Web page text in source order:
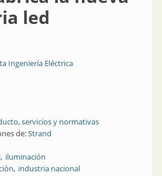
led
Ingeniería Eléctrica
servicios y normativas
de:Strand
iluminación
industria nacional